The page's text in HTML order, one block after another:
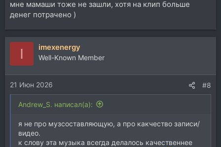
мне мамаши тоже не зашли, хотя на клип больше
денег потрачено )
I imexenergy
Well-Known Member
21 Июн 2026 #8
Andrew_S. написал(а):
я не про музсоставляющую, а про какчество записи/
видео.
к слову эта музыка всегда делалось качественнее